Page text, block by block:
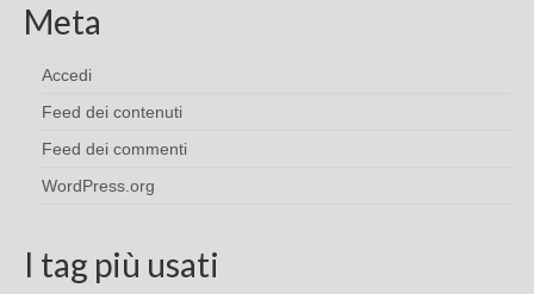
Meta
Accedi
Feed dei contenuti
Feed dei commenti
WordPress.org
I tag più usati